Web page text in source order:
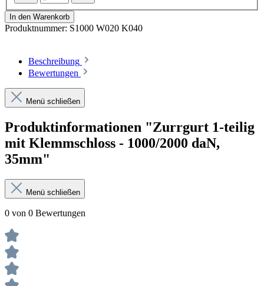
In den Warenkorb
Produktnummer: S1000 W020 K040
Beschreibung
Bewertungen
Menü schließen
Produktinformationen "Zurrgurt 1-teilig
mit Klemmschloss - 1000/2000 daN,
35mm"
Menü schließen
0 von 0 Bewertungen